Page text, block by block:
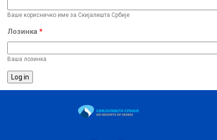
Ваше корисничко име за Скијалишта Србије
Лозинка *
Ваша лозинка